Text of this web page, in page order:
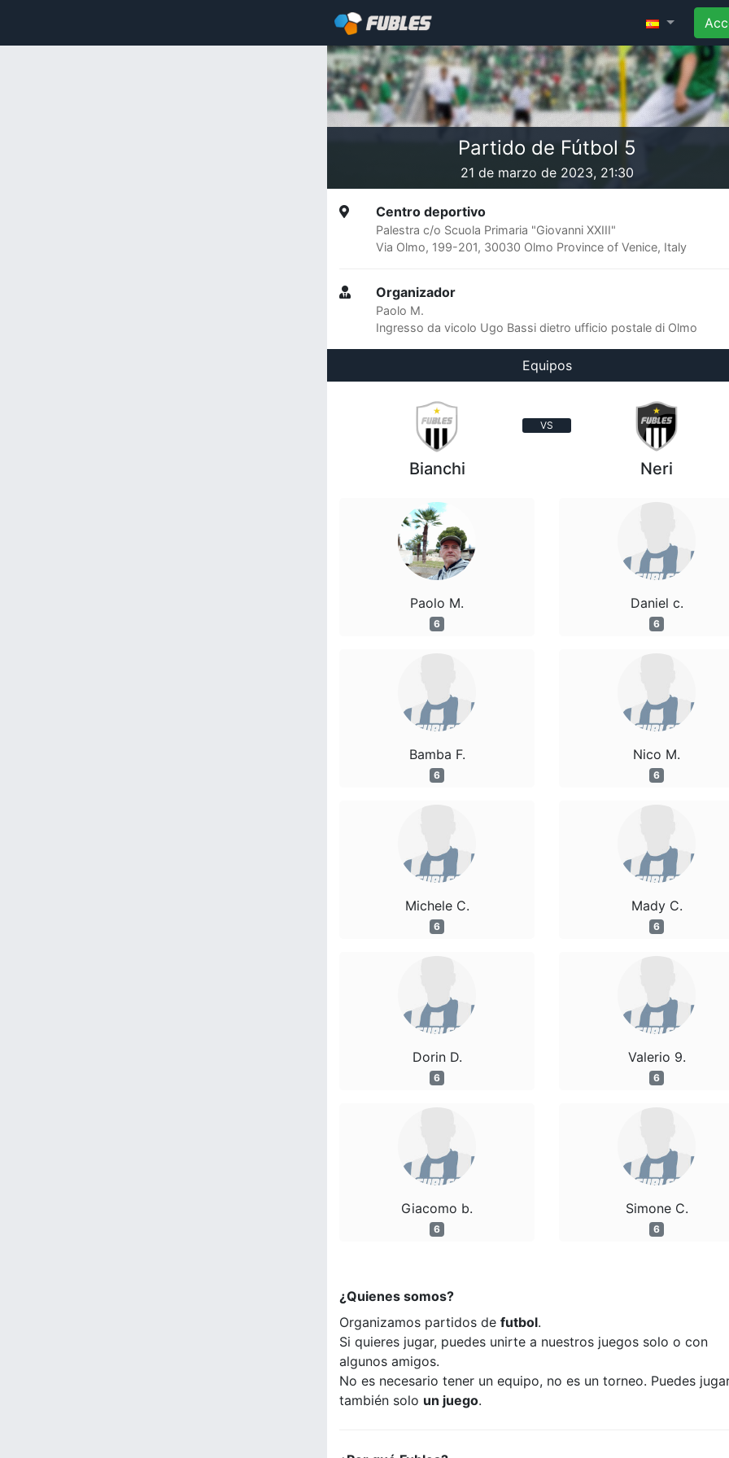
Partido de Fútbol 5
21 de marzo de 2023, 21:30
Centro deportivo
Palestra c/o Scuola Primaria "Giovanni XXIII"
Via Olmo, 199-201, 30030 Olmo Province of Venice, Italy
Organizador
Paolo M.
Ingresso da vicolo Ugo Bassi dietro ufficio postale di Olmo
Equipos
VS
Bianchi
Paolo M.
6
Bamba F.
6
Michele C.
6
Dorin D.
6
Giacomo b.
6
Neri
Daniel c.
6
Nico M.
6
Mady C.
6
Valerio 9.
6
Simone C.
6
¿Quienes somos?
Organizamos partidos de futbol.
Si quieres jugar, puedes unirte a nuestros juegos solo o con
algunos amigos.
No es necesario tener un equipo, no es un torneo. Puedes
también solo un juego.